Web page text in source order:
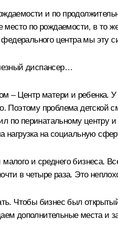
и по
по рождаемости, в то
центра мы эту
диспансер…
Центр матери и ребенка.
Поэтому проблема детской
по перинатальному центру
нагрузка на социальную
и среднего бизнеса.
в четыре раза. Это
Чтобы бизнес был
дополнительные места и